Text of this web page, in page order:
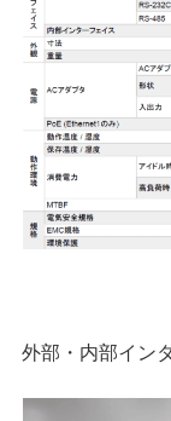
外部・内部イン